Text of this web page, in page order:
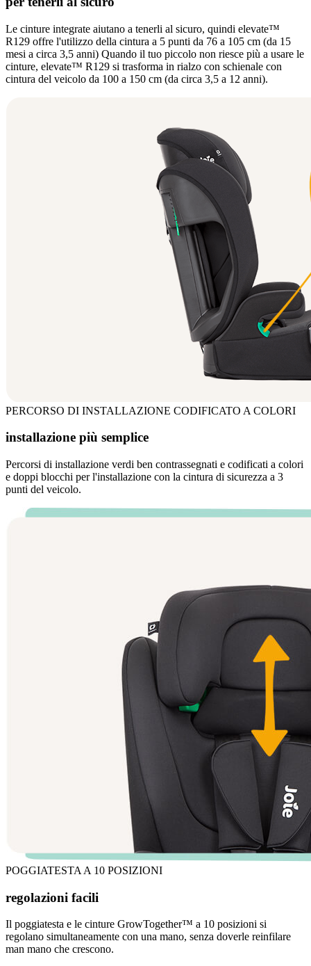
Le cinture integrate aiutano a tenerli al sicuro, quindi elevate™
R129 offre l'utilizzo della cintura a 5 punti da 76 a 105 cm (da 15
mesi a circa 3,5 anni) Quando il tuo piccolo non riesce più a usare le
cinture, elevate™ R129 si trasforma in rialzo con schienale con
cintura del veicolo da 100 a 150 cm (da circa 3,5 a 12 anni).
PERCORSO DI INSTALLAZIONE CODIFICATO A COLORI
installazione più semplice
Percorsi di installazione verdi ben contrassegnati e codificati a colori
e doppi blocchi per l'installazione con la cintura di sicurezza a 3
punti del veicolo.
POGGIATESTA A 10 POSIZIONI
regolazioni facili
Il poggiatesta e le cinture GrowTogether™ a 10 posizioni si
regolano simultaneamente con una mano, senza doverle reinfilare
man mano che crescono.